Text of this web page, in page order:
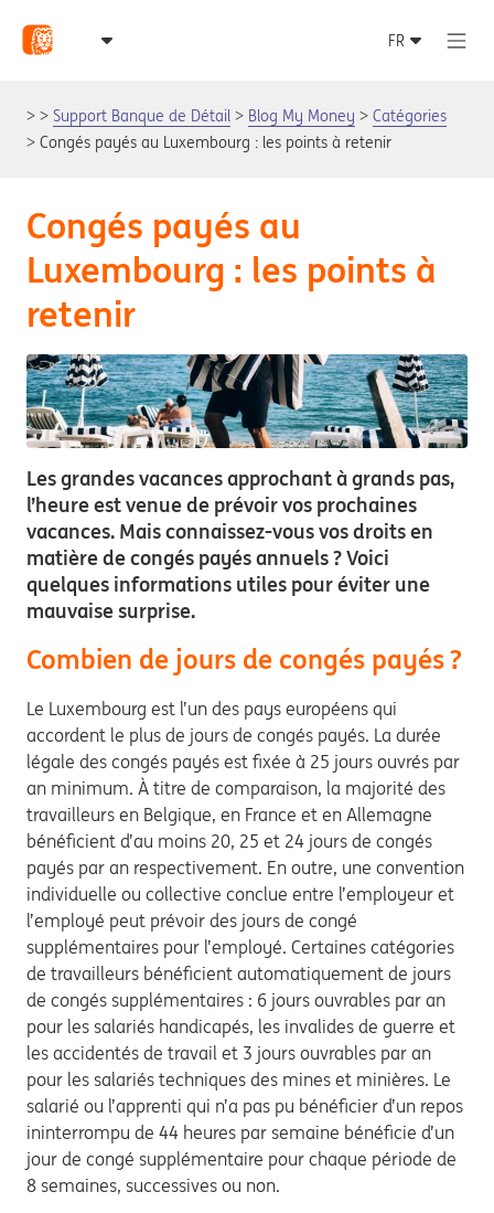
Support Banque de Détail Blog My Money
Catégories
Congés payés au Luxembourg : les points à retenir
Congés payés au
Luxembourg : les points à
retenir
Les grandes vacances approchant à grands pas,
l’heure est venue de prévoir vos prochaines
vacances. Mais connaissez-vous vos droits en
matière de congés payés annuels ? Voici
quelques informations utiles pour éviter une
mauvaise surprise.
Combien de jours de congés payés ?
Le Luxembourg est l’un des pays européens qui
accordent le plus de jours de congés payés. La durée
légale des congés payés est fixée à 25 jours ouvrés par
an minimum. À titre de comparaison, la majorité des
travailleurs en Belgique, en France et en Allemagne
bénéficient d’au moins 20, 25 et 24 jours de congés
payés par an respectivement. En outre, une convention
individuelle ou collective conclue entre l’employeur et
l’employé peut prévoir des jours de congé
supplémentaires pour l’employé. Certaines catégories
de travailleurs bénéficient automatiquement de jours
de congés supplémentaires : 6 jours ouvrables par an
pour les salariés handicapés, les invalides de guerre et
les accidentés de travail et 3 jours ouvrables par an
pour les salariés techniques des mines et minières. Le
salarié ou l’apprenti qui n’a pas pu bénéficier d’un repos
ininterrompu de 44 heures par semaine bénéficie d’un
jour de congé supplémentaire pour chaque période de
8 semaines, successives ou non.